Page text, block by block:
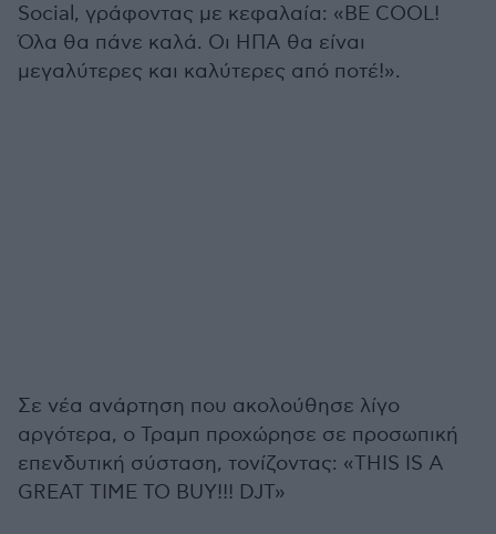
Social, γράφοντας με κεφαλαία: «BE COOL!
Όλα θα πάνε καλά. Οι ΗΠΑ θα είναι
μεγαλύτερες και καλύτερες από ποτέ!».
Σε νέα ανάρτηση που ακολούθησε λίγο
αργότερα, ο Τραμπ προχώρησε σε προσωπική
επενδυτική σύσταση, τονίζοντας: «THIS IS A
GREAT TIME TO BUY!!! DJT»